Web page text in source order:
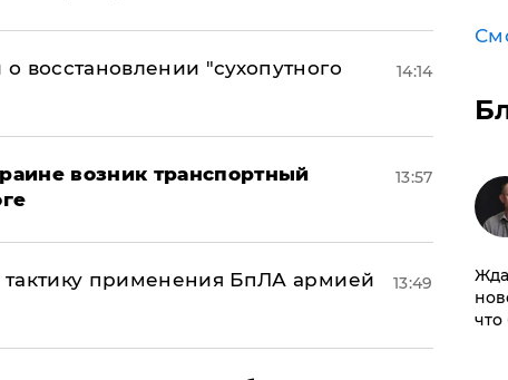
восстановлении "сухопутного
14:14
возник транспортный
13:57
применения БпЛА армией
13:49
что